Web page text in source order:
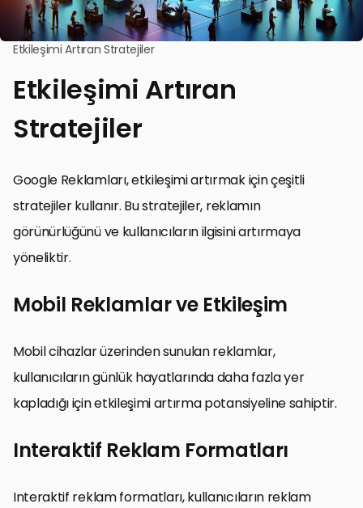
Etkileşimi Artıran Stratejiler
Etkileşimi Artıran
Stratejiler
Google Reklamları, etkileşimi artırmak için çeşitli
stratejiler kullanır. Bu stratejiler, reklamın
görünürlüğünü ve kullanıcıların ilgisini artırmaya
yöneliktir.
Mobil Reklamlar ve Etkileşim
Mobil cihazlar üzerinden sunulan reklamlar,
kullanıcıların günlük hayatlarında daha fazla yer
kapladığı için etkileşimi artırma potansiyeline sahiptir.
Interaktif Reklam Formatları
Interaktif reklam formatları, kullanıcıların reklam